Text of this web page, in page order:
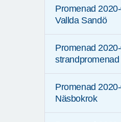
Promenad
Vallda Sandö
Promenad
strandpromenad
Promenad
Näsbokrok